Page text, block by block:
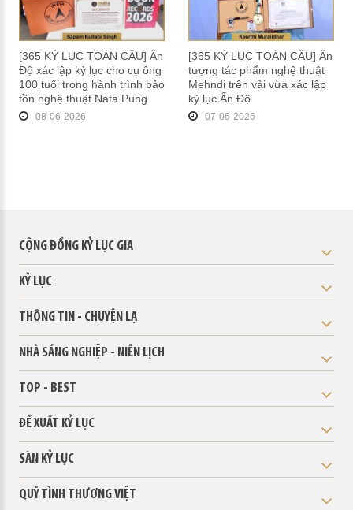
[365 KỶ LỤC TOÀN CẦU] Ấn
Độ xác lập kỷ lục cho cụ ông
100 tuổi trong hành trình bảo
tồn nghệ thuật Nata Pung
08-06-2026
[365 KỶ LỤC TOÀN CẦU] Ấn
tượng tác phẩm nghệ thuật
Mehndi trên vải vừa xác lập
kỷ lục Ấn Độ
07-06-2026
CỘNG ĐỒNG KỶ LỤC GIA
KỶ LỤC
THÔNG TIN - CHUYỆN LẠ
NHÀ SÁNG NGHIỆP - NIÊN LỊCH
TOP - BEST
ĐỀ XUẤT KỶ LỤC
SÀN KỶ LỤC
QUỸ TÌNH THƯƠNG VIỆT